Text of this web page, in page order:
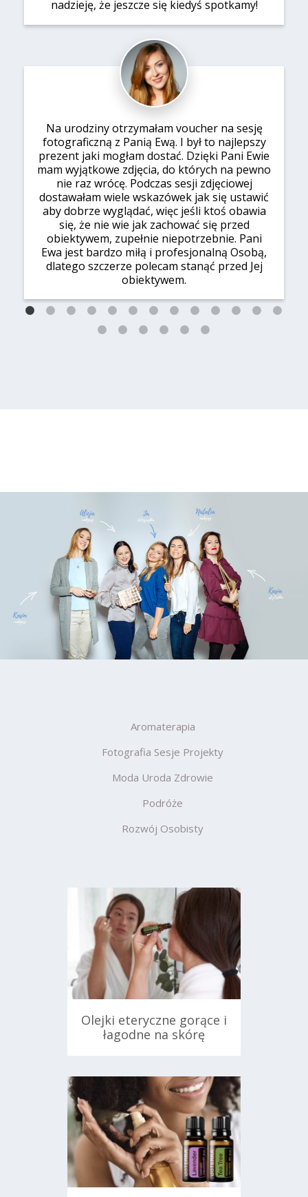
nadzieję, że jeszcze się kiedyś spotkamy!
Na urodziny otrzymałam voucher na sesję
fotograficzną z Panią Ewą. I był to najlepszy
prezent jaki mogłam dostać. Dzięki Pani Ewie
mam wyjątkowe zdjęcia, do których na pewno
nie raz wrócę. Podczas sesji zdjęciowej
dostawałam wiele wskazówek jak się ustawić
aby dobrze wyglądać, więc jeśli ktoś obawia
się, że nie wie jak zachować się przed
obiektywem, zupełnie niepotrzebnie. Pani
Ewa jest bardzo miłą i profesjonalną Osobą,
dlatego szczerze polecam stanąć przed Jej
obiektywem.
Aromaterapia
Fotografia Sesje Projekty
Moda Uroda Zdrowie
Podróże
Rozwój Osobisty
Olejki eteryczne gorące i
łagodne na skórę